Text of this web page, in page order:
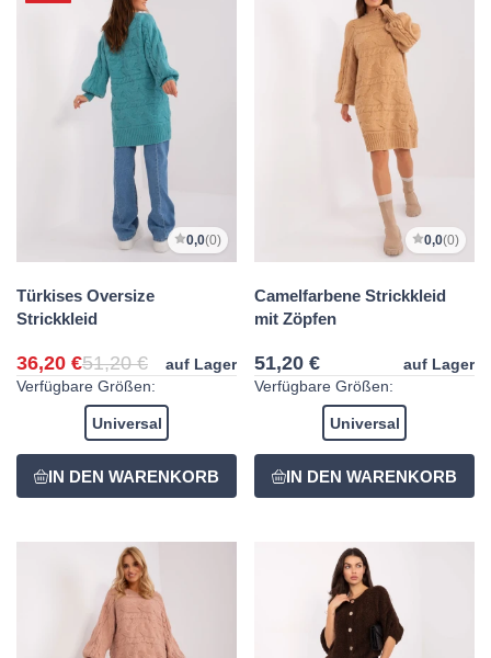
0,0(0)
Türkises Oversize
Strickkleid
36,20 €51,20 €
auf Lager
Verfügbare Größen:
Universal
0,0(0)
Camelfarbene Strickkleid
mit Zöpfen
51,20 €
auf Lager
Verfügbare Größen:
Universal